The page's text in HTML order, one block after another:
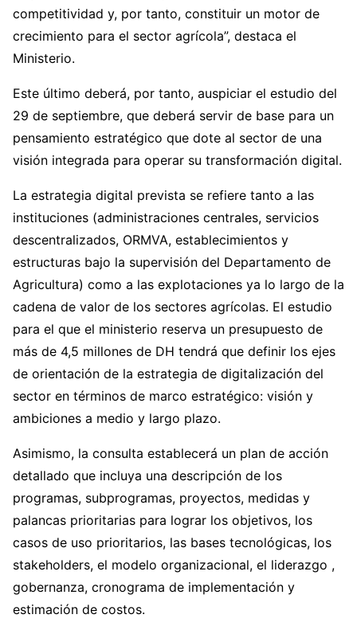
competitividad y, por tanto, constituir un motor de
crecimiento para el sector agrícola”, destaca el
Ministerio.
Este último deberá, por tanto, auspiciar el estudio del
29 de septiembre, que deberá servir de base para un
pensamiento estratégico que dote al sector de una
visión integrada para operar su transformación digital.
La estrategia digital prevista se refiere tanto a las
instituciones (administraciones centrales, servicios
descentralizados, ORMVA, establecimientos y
estructuras bajo la supervisión del Departamento de
Agricultura) como a las explotaciones ya lo largo de la
cadena de valor de los sectores agrícolas. El estudio
para el que el ministerio reserva un presupuesto de
más de 4,5 millones de DH tendrá que definir los ejes
de orientación de la estrategia de digitalización del
sector en términos de marco estratégico: visión y
ambiciones a medio y largo plazo.
Asimismo, la consulta establecerá un plan de acción
detallado que incluya una descripción de los
programas, subprogramas, proyectos, medidas y
palancas prioritarias para lograr los objetivos, los
casos de uso prioritarios, las bases tecnológicas, los
stakeholders, el modelo organizacional, el liderazgo ,
gobernanza, cronograma de implementación y
estimación de costos.